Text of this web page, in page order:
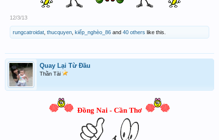
12/3/13
rungcatroidat thucquyen kiếp_nghèo_86 and 40 others like this.
Quay Lại Từ Đầu
Thần Tài
Đồng Nai - Cần Thơ